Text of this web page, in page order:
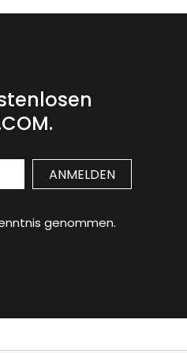
genommen.